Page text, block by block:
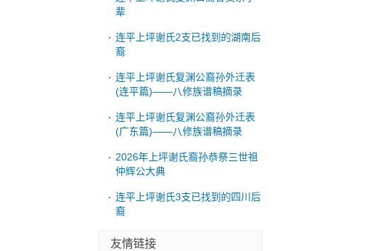
辈
连平上坪谢氏2支已找到的湖南后
裔
连平上坪谢氏复渊公裔孙外迁表
(连平篇)——八修族谱稿摘录
连平上坪谢氏复渊公裔孙外迁表
(广东篇)——八修族谱稿摘录
2026年上坪谢氏裔孙恭祭三世祖
仲辉公大典
连平上坪谢氏3支已找到的四川后
裔
友情链接